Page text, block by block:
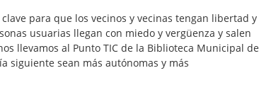
para que los vecinos y vecinas tengan libertad y
usuarias llegan con miedo y vergüenza y salen
llevamos al Punto TIC de la Biblioteca Municipal de
siguiente sean más autónomas y más